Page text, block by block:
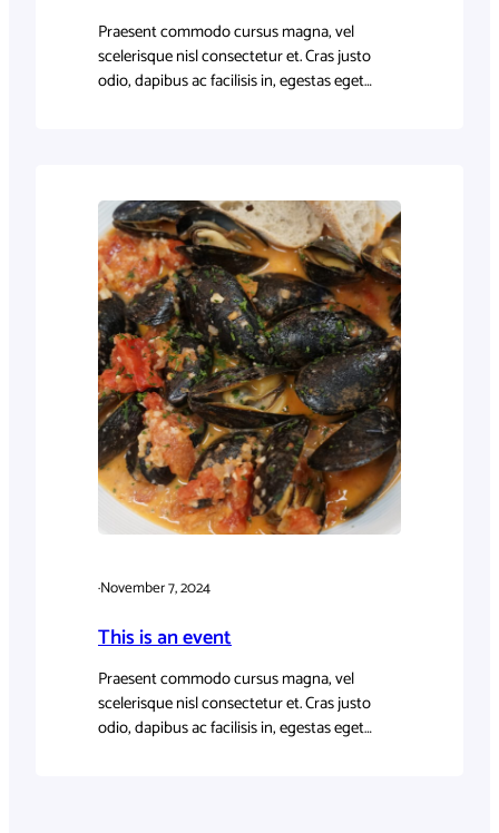
Praesent commodo cursus magna, vel
scelerisque nisl consectetur et. Cras justo
odio, dapibus ac facilisis in, egestas eget
·November 7, 2024
This is an event
Praesent commodo cursus magna, vel
scelerisque nisl consectetur et. Cras justo
odio, dapibus ac facilisis in, egestas eget